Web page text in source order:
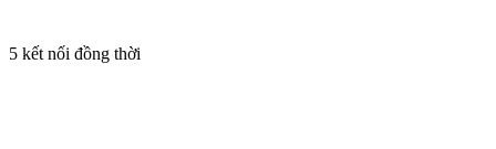
5 kết nối đồng thời